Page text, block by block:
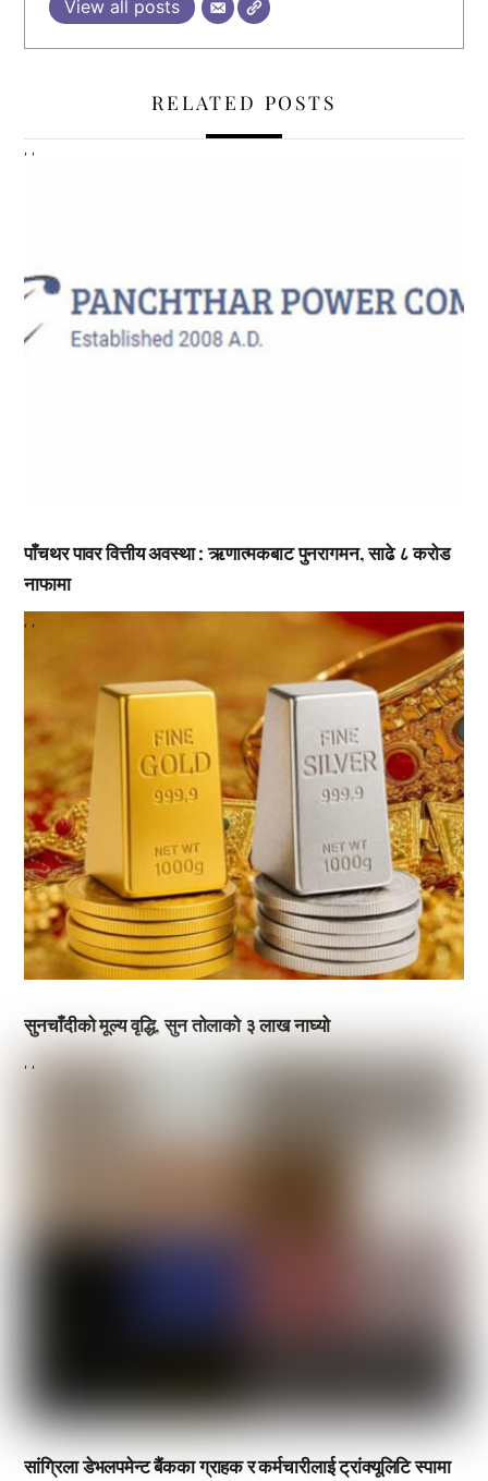
View all posts
RELATED POSTS
, ,
पाँचथर पावर वित्तीय अवस्था : ऋणात्मकबाट पुनरागमन, साढे ८ करोड
नाफामा
, ,
सुनचाँदीको मूल्य वृद्धि, सुन तोलाको ३ लाख नाघ्यो
, ,
सांग्रिला डेभलपमेन्ट बैंकका ग्राहक र कर्मचारीलाई ट्रांक्यूलिटि स्पामा